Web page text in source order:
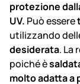
protezione
UV. Può essere
utilizzando
desiderata. La
poiché è
molto adatta a